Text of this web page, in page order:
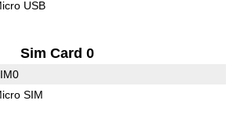
USB
Sim Card 0
SIM